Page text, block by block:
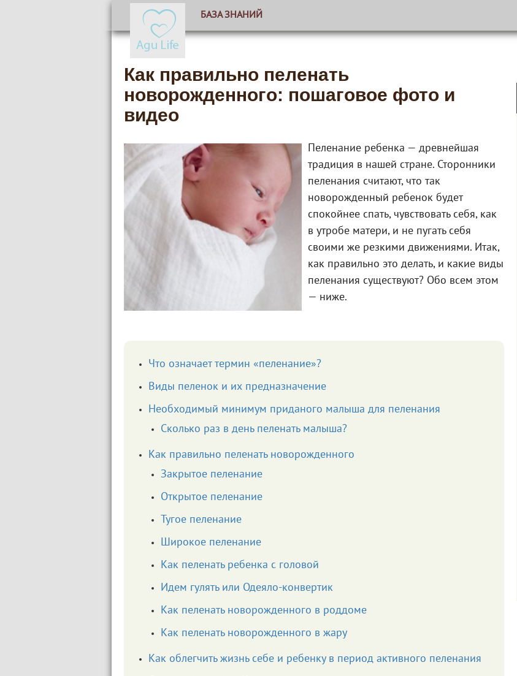
БАЗА ЗНАНИЙ
Как правильно пеленать
новорожденного: пошаговое фото и
видео
Пеленание ребенка — древнейшая
традиция в нашей стране. Сторонники
пеленания считают, что так
новорожденный ребенок будет
спокойнее спать, чувствовать себя, как
в утробе матери, и не пугать себя
своими же резкими движениями. Итак,
как правильно это делать, и какие виды
пеленания существуют? Обо всем этом
— ниже.
Что означает термин «пеленание»?
Виды пеленок и их предназначение
Необходимый минимум приданого малыша для пеленания
Сколько раз в день пеленать малыша?
Как правильно пеленать новорожденного
Закрытое пеленание
Открытое пеленание
Тугое пеленание
Широкое пеленание
Как пеленать ребенка с головой
Идем гулять или Одеяло-конвертик
Как пеленать новорожденного в роддоме
Как пеленать новорожденного в жару
Как облегчить жизнь себе и ребенку в период активного пеленания